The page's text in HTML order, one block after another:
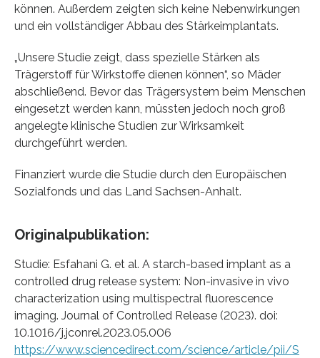
können. Außerdem zeigten sich keine Nebenwirkungen
und ein vollständiger Abbau des Stärkeimplantats.
„Unsere Studie zeigt, dass spezielle Stärken als
Trägerstoff für Wirkstoffe dienen können“, so Mäder
abschließend. Bevor das Trägersystem beim Menschen
eingesetzt werden kann, müssten jedoch noch groß
angelegte klinische Studien zur Wirksamkeit
durchgeführt werden.
Finanziert wurde die Studie durch den Europäischen
Sozialfonds und das Land Sachsen-Anhalt.
Originalpublikation:
Studie: Esfahani G. et al. A starch-based implant as a
controlled drug release system: Non-invasive in vivo
characterization using multispectral fluorescence
imaging. Journal of Controlled Release (2023). doi:
10.1016/j.jconrel.2023.05.006
https://www.sciencedirect.com/science/article/pii/S